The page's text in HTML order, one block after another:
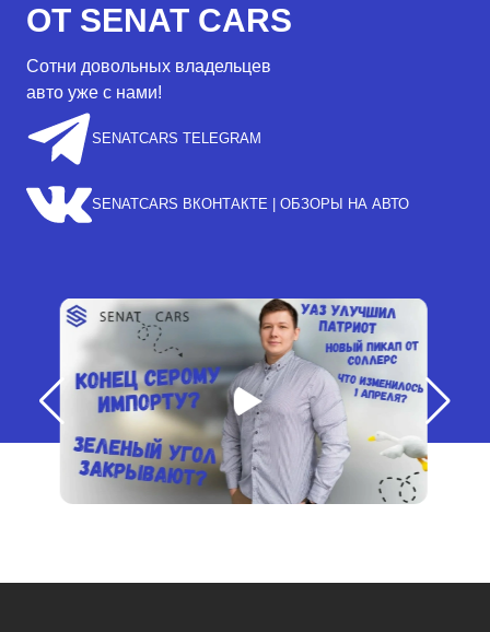
ОТ SENAT CARS
Сотни довольных владельцев
авто уже с нами!
SENATCARS TELEGRAM
SENATCARS ВКОНТАКТЕ | ОБЗОРЫ НА АВТО